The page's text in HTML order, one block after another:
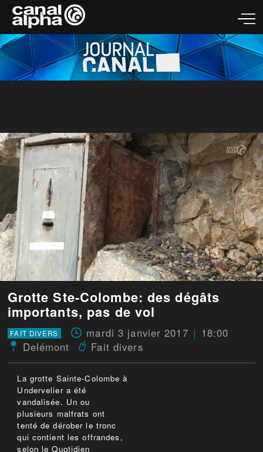
Grotte Ste-Colombe: des dégâts
importants, pas de vol
FAIT DIVERS mardi 3 janvier 2017
18:00
Delémont
Fait divers
La grotte Sainte-Colombe à
Undervelier a été
vandalisée. Un ou
plusieurs malfrats ont
tenté de dérober le tronc
qui contient les offrandes,
selon le Quotidien